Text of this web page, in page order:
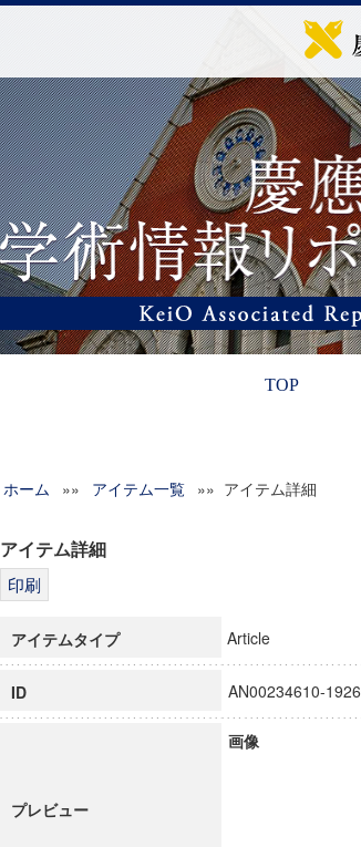
TOP
ホーム »» アイテム一覧 »» アイテム詳細
アイテム詳細
アイテムタイプ Article
ID AN00234610-
プレビュー
画像